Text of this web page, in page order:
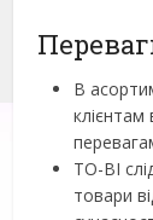
В
клієнтам
TO-BI
товари